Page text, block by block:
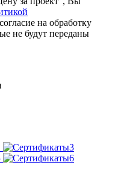
на обработку
не будут переданы